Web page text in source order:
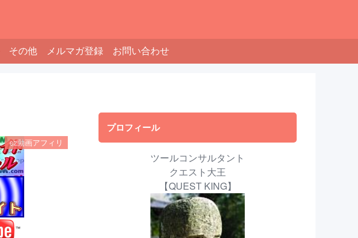
その他 メルマガ登録 お問い合わせ
ez動画アフィリ
プロフィール
ツールコンサルタント
クエスト大王
【QUEST KING】